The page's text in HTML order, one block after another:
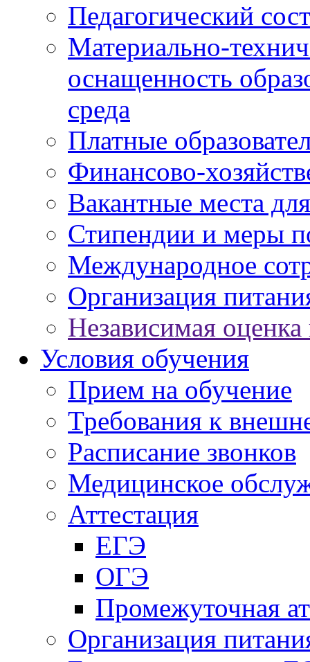
Педагогический
Материально-
оснащенность
среда
Платные
Финансово-
Вакантные места
Стипендии и меры
Международное
Организация
Независимая оценка
Условия обучения
Прием на обучение
Требования к
Расписание звонков
Медицинское
Аттестация
ЕГЭ
ОГЭ
Промежуточная
Организация